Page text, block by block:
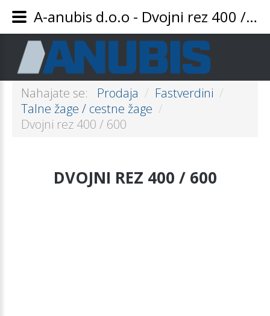
Nahajate se: Prodaja / Fastverdini /
Talne žage / cestne žage /
Dvojni rez 400 / 600
DVOJNI REZ 400 / 600
A-anubis d.o.o - Dvojni rez 400 / 600